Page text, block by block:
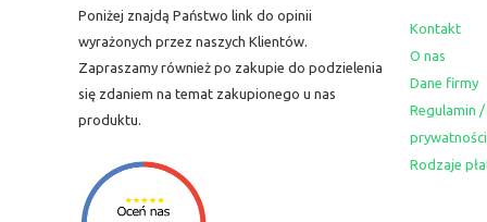
Poniżej znajdą Państwo link do opinii
wyrażonych przez naszych Klientów.
Zapraszamy również po zakupie do podzielenia
się zdaniem na temat zakupionego u nas
produktu.
Kontakt
O nas
Dane firmy
Regulamin
prywatności
Rodzaje